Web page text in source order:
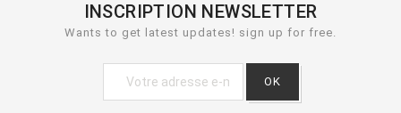
INSCRIPTION NEWSLETTER
Wants to get latest updates! sign up for free.